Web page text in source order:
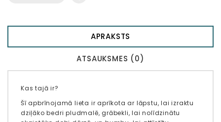
APRAKSTS
ATSAUKSMES (0)
Kas tajā ir?
Šī apbrīnojamā lieta ir aprīkota ar lāpstu, lai izraktu
dziļāko bedri pludmalē, grābekli, lai nolīdzinātu